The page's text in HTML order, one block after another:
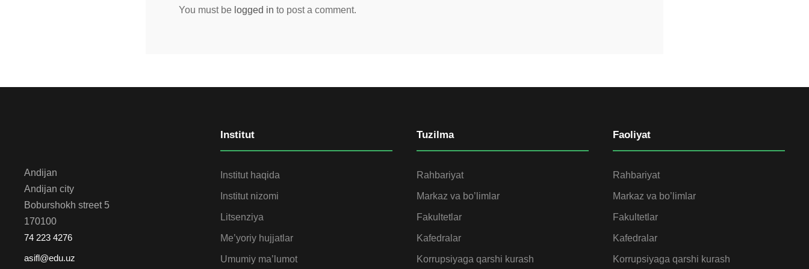
You must be logged in to post a comment.
Andijan
Andijan city
Boburshokh street 5
170100
74 223 4276
asifl@edu.uz
Institut
Institut haqida
Institut nizomi
Litsenziya
Me’yoriy hujjatlar
Umumiy ma’lumot
Tuzilma
Rahbariyat
Markaz va bo’limlar
Fakultetlar
Kafedralar
Korrupsiyaga qarshi kurash
Faoliyat
Rahbariyat
Markaz va bo’limlar
Fakultetlar
Kafedralar
Korrupsiyaga qarshi kurash